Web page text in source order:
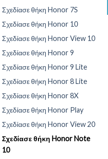
Σχεδίασε θήκη Honor 7S
Σχεδίασε θήκη Honor 10
Σχεδίασε θήκη Honor View 10
Σχεδίασε θήκη Honor 9
Σχεδίασε θήκη Honor 9 Lite
Σχεδίασε θήκη Honor 8 Lite
Σχεδίασε θήκη Honor 8X
Σχεδίασε θήκη Honor Play
Σχεδίασε θήκη Honor View 20
Σχεδίασε θήκη Honor Note
10